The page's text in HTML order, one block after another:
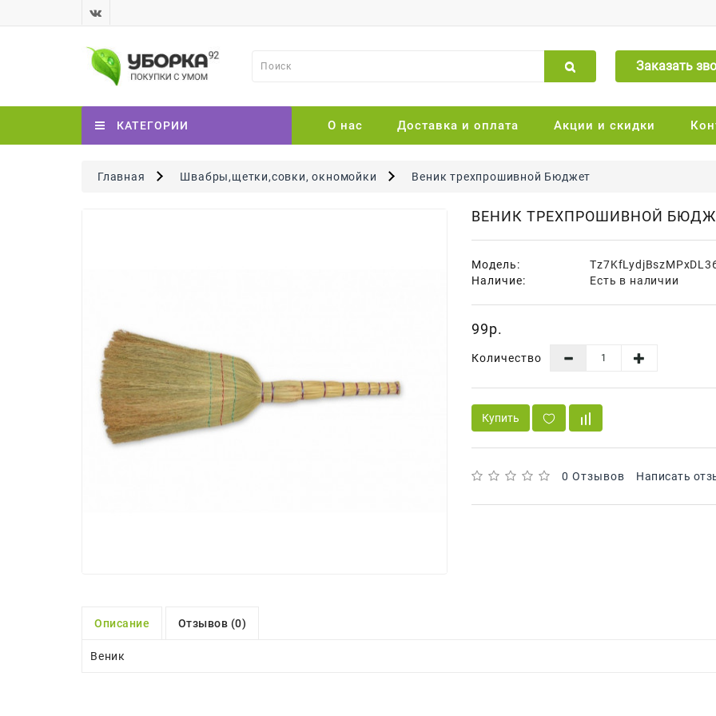
Заказать
КАТЕГОРИИ О нас Доставка и оплата Акции и скидки
Главная Швабры,щетки,совки, окномойки Веник трехпрошивной Бюджет
ВЕНИК ТРЕХПРОШИВНОЙ
Модель:
Наличие:
Есть в наличии
99р.
Количество
Купить
0 Отзывов Написать
Описание Отзывов (0)
Веник